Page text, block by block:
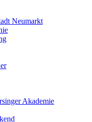
Neumarkt
Akademie